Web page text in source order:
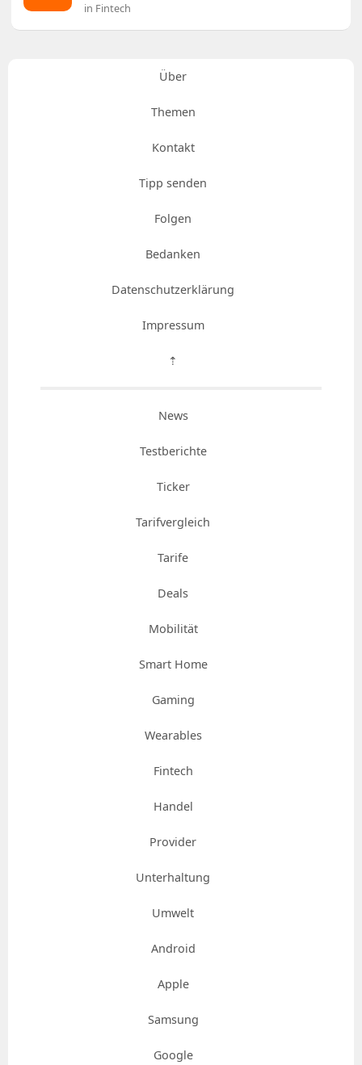
in Fintech
Über
Themen
Kontakt
Tipp senden
Folgen
Bedanken
Datenschutzerklärung
Impressum
⇡
News
Testberichte
Ticker
Tarifvergleich
Tarife
Deals
Mobilität
Smart Home
Gaming
Wearables
Fintech
Handel
Provider
Unterhaltung
Umwelt
Android
Apple
Samsung
Google